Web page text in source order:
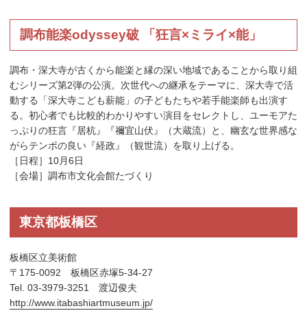
調布能楽odyssey破 「狂言×ミライ×能」
調布・深大寺が古くから能楽と縁の深い地域であることから取り組
むシリーズ第2弾の公演。次世代への継承をテーマに、深大寺で活
動する「深大寺こども薪能」の子どもたちや若手能楽師も出演す
る。初心者でも比較的わかりやすい演目をセレクトし、ユーモアた
っぷりの狂言『居杭』『禰宜山伏』（大蔵流）と、幽玄な世界感な
がらテンポの良い『経政』（観世流）を取り上げる。
［日程］10月6日
［会場］調布市文化会館たづくり
東京都板橋区
板橋区立美術館
〒175-0092 板橋区赤塚5-34-27
Tel. 03-3979-3251 渡辺俊夫
http://www.itabashiartmuseum.jp/